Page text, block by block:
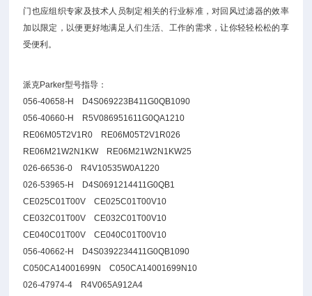
门也应组织专家及技术人员制定相关的行业标准，对回风过滤器的效率
加以限定，以便更好地满足人们生活、工作的需求，让你轻轻松松的享
受便利。
派克Parker型号指导：
056-40658-H D4S069223B411G0QB1090
056-40660-H R5V086951611G0QA1210
RE06M05T2V1R0 RE06M05T2V1R026
RE06M21W2N1KW RE06M21W2N1KW25
026-66536-0 R4V10535W0A1220
026-53965-H D4S0691214411G0QB1
CE025C01T00V CE025C01T00V10
CE032C01T00V CE032C01T00V10
CE040C01T00V CE040C01T00V10
056-40662-H D4S0392234411G0QB1090
C050CA14001699N C050CA14001699N10
026-47974-4 R4V065A912A4